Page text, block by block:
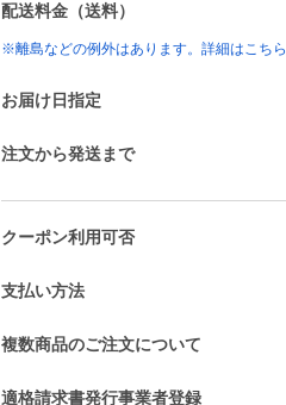
配送料金（送料）
※離島などの例外はあります。詳細はこちら
お届け日指定
注文から発送まで
クーポン利用可否
支払い方法
複数商品のご注文について
適格請求書発行事業者登録